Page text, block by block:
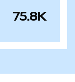
75.8K